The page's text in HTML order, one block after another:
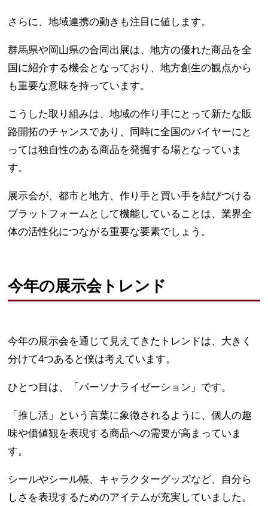
さらに、地域連携の動きも注目に値します。
群馬県や岡山県の合同出展は、地方の優れた商品を全
国に紹介する機会となっており、地方創生の観点から
も重要な意味を持っています。
こうした取り組みは、地域の作り手にとって新たな販
路開拓のチャンスであり、同時に全国のバイヤーにと
っては独自性のある商品を発掘する場となっていま
す。
展示会が、都市と地方、作り手と買い手を結びつける
プラットフォームとして機能していることは、業界全
体の活性化につながる重要な要素でしょう。
今年の展示会トレンド
今年の展示会を通じて見えてきたトレンドは、大きく
分けて4つあると僕は考えています。
ひとつ目は、「パーソナライゼーション」です。
「推し活」という言葉に象徴されるように、個人の趣
味や価値観を表現する商品への需要が高まっていま
す。
シールやシール帳、キャラクターグッズなど、自分ら
しさを表現するためのアイテムが充実していました。